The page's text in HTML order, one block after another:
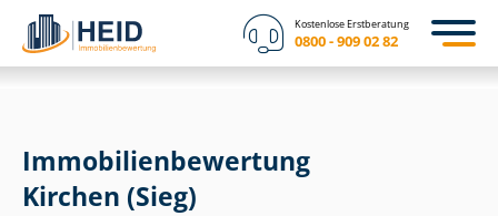
Kostenlose Erstberatung
0800 - 909 02 82
Immobilien­bewertung
Kirchen (Sieg)